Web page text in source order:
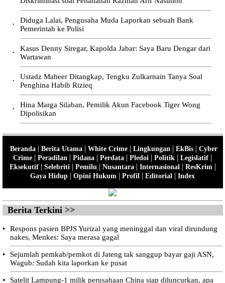
•
Diduga Lalai, Pengusaha Muda Laporkan sebuah Bank
Pemerintah ke Polisi
•
Kasus Denny Siregar, Kapolda Jabar: Saya Baru Dengar dari
Wartawan
•
Ustadz Maheer Ditangkap, Tengku Zulkarnain Tanya Soal
Penghina Habib Rizieq
•
Hina Marga Silaban, Pemilik Akun Facebook Tiger Wong
Dipolisikan
Beranda| Berita Utama| White Crime| Lingkungan | EkBis| Cyber
Crime | Peradilan | Pidana | Perdata | Pledoi | Politik | Legislatif |
Eksekutif| Selebriti | Pemilu | Nusantara| Internasional | ResKrim |
Gaya Hidup | Opini Hukum | Profil | Editorial | Index
Berita Terkini >>
•
Respons pasien BPJS Yurizal yang meninggal dan viral dirundung
nakes, Menkes: Saya merasa gagal
•
Sejumlah pemkab/pemkot di Jateng tak sanggup bayar gaji ASN,
Wagub: Sudah kita laporkan ke pusat
•
Satelit Lampung-1 milik perusahaan China siap diluncurkan, apa